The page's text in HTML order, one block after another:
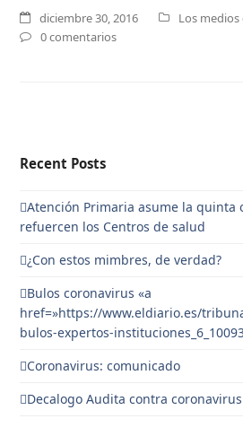
diciembre 30, 2016
Los medios
0 comentarios
Recent Posts
Atención Primaria asume la quinta
refuercen los Centros de salud
¿Con estos mimbres, de verdad?
Bulos coronavirus «a
href=»https://www.eldiario.es/
bulos-expertos-
Coronavirus: comunicado
Decalogo Audita contra coronavirus